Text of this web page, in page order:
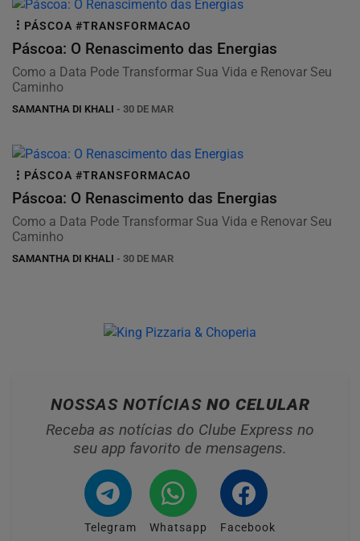
PÁSCOA #TRANSFORMACAO
Páscoa: O Renascimento das Energias
Como a Data Pode Transformar Sua Vida e Renovar Seu
Caminho
SAMANTHA DI KHALI - 30 DE MAR
PÁSCOA #TRANSFORMACAO
Páscoa: O Renascimento das Energias
Como a Data Pode Transformar Sua Vida e Renovar Seu
Caminho
SAMANTHA DI KHALI - 30 DE MAR
NOSSAS NOTÍCIAS NO CELULAR
Receba as notícias do Clube Express no
seu app favorito de mensagens.
Telegram Whatsapp Facebook